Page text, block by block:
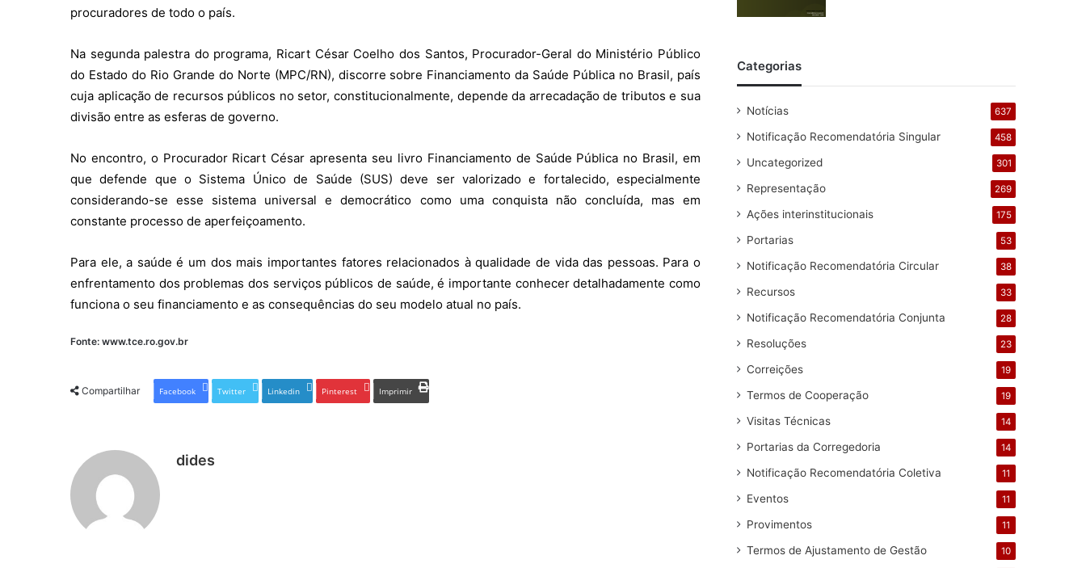
procuradores de todo o país.
Na segunda palestra do programa, Ricart César Coelho dos Santos, Procurador-Geral do Ministério Público
do Estado do Rio Grande do Norte (MPC/RN), discorre sobre Financiamento da Saúde Pública no Brasil, país
cuja aplicação de recursos públicos no setor, constitucionalmente, depende da arrecadação de tributos e sua
divisão entre as esferas de governo.
No encontro, o Procurador Ricart César apresenta seu livro Financiamento de Saúde Pública no Brasil, em
que defende que o Sistema Único de Saúde (SUS) deve ser valorizado e fortalecido, especialmente
considerando-se esse sistema universal e democrático como uma conquista não concluída, mas em
constante processo de aperfeiçoamento.
Para ele, a saúde é um dos mais importantes fatores relacionados à qualidade de vida das pessoas. Para o
enfrentamento dos problemas dos serviços públicos de saúde, é importante conhecer detalhadamente como
funciona o seu financiamento e as consequências do seu modelo atual no país.
Fonte: www.tce.ro.gov.br
Compartilhar Facebook Twitter Linkedin Pinterest Imprimir
dides
Categorias
Notícias 637
Notificação Recomendatória Singular 458
Uncategorized 301
Representação 269
Ações interinstitucionais 175
Portarias 53
Notificação Recomendatória Circular 38
Recursos 33
Notificação Recomendatória Conjunta 28
Resoluções 23
Correições 19
Termos de Cooperação 19
Visitas Técnicas 14
Portarias da Corregedoria 14
Notificação Recomendatória Coletiva 11
Eventos 11
Provimentos 11
Termos de Ajustamento de Gestão 10